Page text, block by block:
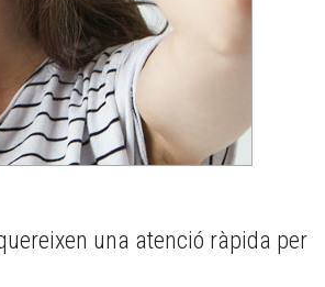
una atenció ràpida per